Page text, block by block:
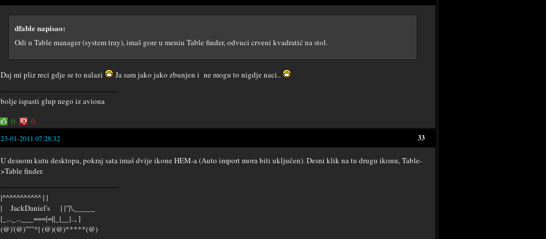
dfable napisao:
Odi u Table manager (system tray), imaš gore u meniu Table finder, odvuci crveni kvadratić na stol.
Daj mi pliz reci gdje se to nalazi Ja sam jako jako zbunjen i ne mogu to nigdje naci..
bolje ispasti glup nego iz aviona
0 0
33
23-01-2011 07:28:32
U desnom kutu desktopa, pokraj sata imaš dvije ikone HEM-a (Auto import mora biti uključen). Desni klik na tu drugu ikonu, Table-
>Table finder.
|^^^^^^^^^^^ | |
| JackDaniel's | |"|\,_____
|_..._...___===|=||_|__|.., ]
(@)'(@)"""*| (@)(@)*****(@)